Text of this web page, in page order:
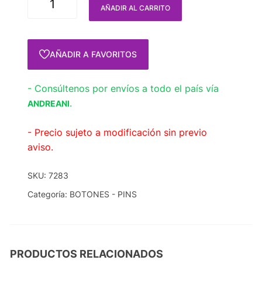
AÑADIR AL CARRITO
AÑADIR A FAVORITOS
- Consúltenos por envíos a todo el país vía
ANDREANI.
- Precio sujeto a modificación sin previo
aviso.
SKU:7283
Categoría: BOTONES - PINS
PRODUCTOS RELACIONADOS